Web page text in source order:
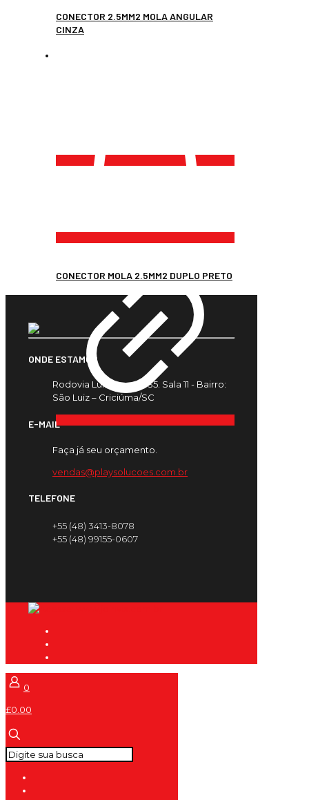
CONECTOR 2.5MM2 MOLA ANGULAR
CINZA
CONECTOR MOLA 2.5MM2 DUPLO PRETO
ONDE ESTAMOS
Rodovia Luiz Rosso, 435. Sala 11 - Bairro:
São Luiz – Criciúma/SC
E-MAIL
Faça já seu orçamento.
vendas@playsolucoes.com.br
TELEFONE
+55 (48) 3413-8078
+55 (48) 99155-0607
0
£0.00